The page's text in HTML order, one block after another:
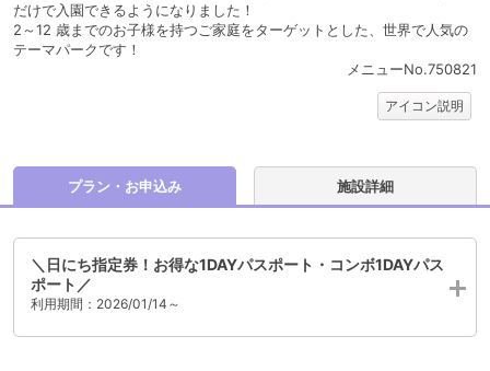
だけで入園できるようになりました！
2～12 歳までのお子様を持つご家庭をターゲットとした、世界で人気の
テーマパークです！
メニューNo.750821
アイコン説明
プラン・お申込み 施設詳細
＼日にち指定券！お得な1DAYパスポート・コンボ1DAYパス
ポート／
利用期間：2026/01/14～